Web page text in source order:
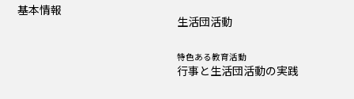
委員会・クラブ活動
基本情報
生活団活動
特色ある教育活動
行事と生活団活動の実践